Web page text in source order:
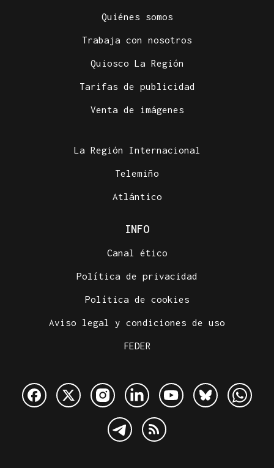
Quiénes somos
Trabaja con nosotros
Quiosco La Región
Tarifas de publicidad
Venta de imágenes
La Región Internacional
Telemiño
Atlántico
INFO
Canal ético
Política de privacidad
Política de cookies
Aviso legal y condiciones de uso
FEDER